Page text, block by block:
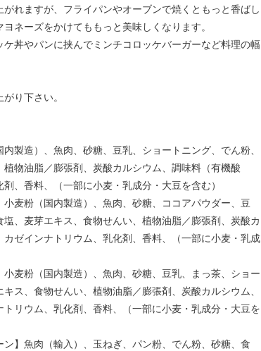
れますが、フライパンやオーブンで焼くともっと香ばし
ネーズをかけてももっと美味しくなります。
ケ丼やパンに挟んでミンチコロッケバーガーなど料理の幅
り下さい。
内製造）、魚肉、砂糖、豆乳、ショートニング、でん粉、
物油脂／膨張剤、炭酸カルシウム、調味料（有機酸
、香料、（一部に小麦・乳成分・大豆を含む）
麦粉（国内製造）、魚肉、砂糖、ココアパウダー、豆
、麦芽エキス、食物せんい、植物油脂／膨張剤、炭酸カ
カゼインナトリウム、乳化剤、香料、（一部に小麦・乳成
麦粉（国内製造）、魚肉、砂糖、豆乳、まっ茶、ショー
ス、食物せんい、植物油脂／膨張剤、炭酸カルシウム、
リウム、乳化剤、香料、（一部に小麦・乳成分・大豆を
ン】魚肉（輸入）、玉ねぎ、パン粉、でん粉、砂糖、食